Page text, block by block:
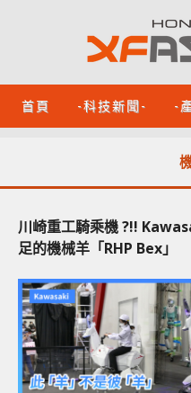
首頁 -科技新聞- -
川崎重工騎乘機 ?!!
足的機械羊「RHP Bex」